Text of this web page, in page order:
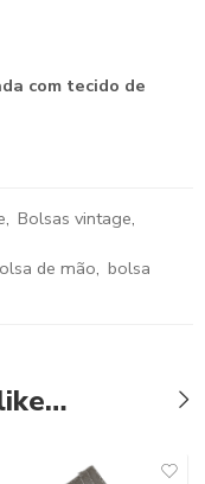
com tecido de
, Bolsas vintage,
de mão, bolsa